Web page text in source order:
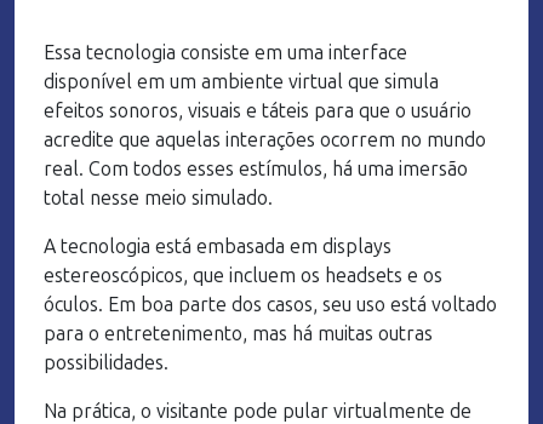
Essa tecnologia consiste em uma interface
disponível em um ambiente virtual que simula
efeitos sonoros, visuais e táteis para que o usuário
acredite que aquelas interações ocorrem no mundo
real. Com todos esses estímulos, há uma imersão
total nesse meio simulado.
A tecnologia está embasada em displays
estereoscópicos, que incluem os headsets e os
óculos. Em boa parte dos casos, seu uso está voltado
para o entretenimento, mas há muitas outras
possibilidades.
Na prática, o visitante pode pular virtualmente de